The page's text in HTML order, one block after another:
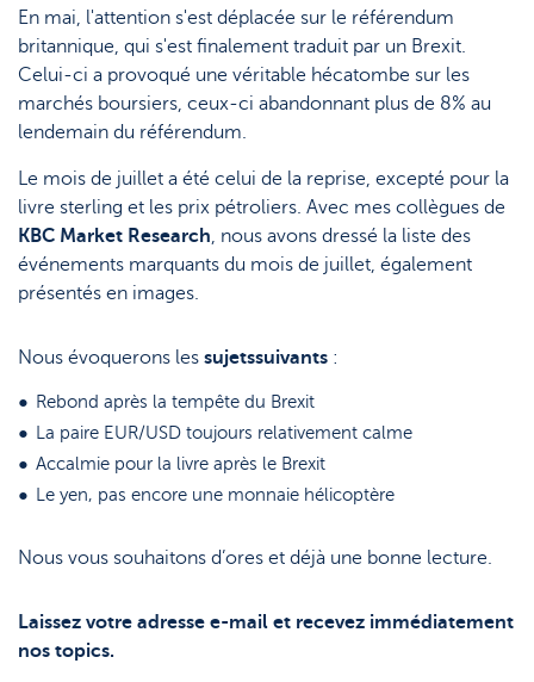
En mai, l'attention s'est déplacée sur le référendum
britannique, qui s'est finalement traduit par un Brexit.
Celui-ci a provoqué une véritable hécatombe sur les
marchés boursiers, ceux-ci abandonnant plus de 8% au
lendemain du référendum.
Le mois de juillet a été celui de la reprise, excepté pour la
livre sterling et les prix pétroliers. Avec mes collègues de
KBC Market Research, nous avons dressé la liste des
événements marquants du mois de juillet, également
présentés en images.
Nous évoquerons les sujetssuivants :
Rebond après la tempête du Brexit
La paire EUR/USD toujours relativement calme
Accalmie pour la livre après le Brexit
Le yen, pas encore une monnaie hélicoptère
Nous vous souhaitons d’ores et déjà une bonne lecture.
Laissez votre adresse e-mail et recevez immédiatement
nos topics.